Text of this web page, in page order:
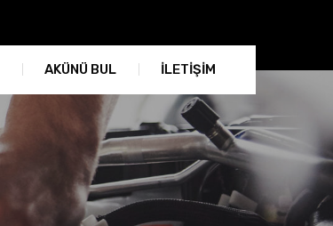
AKÜNÜ BUL İLETİŞİM